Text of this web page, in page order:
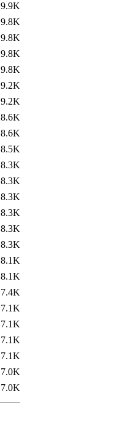
9.9K
9.8K
9.8K
9.8K
9.8K
9.2K
9.2K
8.6K
8.6K
8.5K
8.3K
8.3K
8.3K
8.3K
8.3K
8.3K
8.1K
8.1K
7.4K
7.1K
7.1K
7.1K
7.1K
7.0K
7.0K